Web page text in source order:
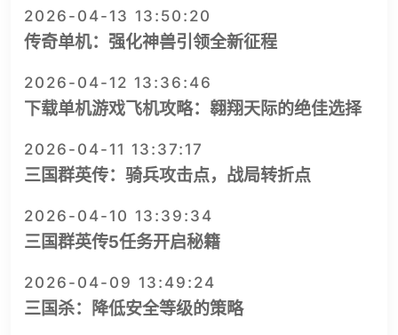
2026-04-13 13:50:20
传奇单机：强化神兽引领全新征程
2026-04-12 13:36:46
下载单机游戏飞机攻略：翱翔天际的绝佳选择
2026-04-11 13:37:17
三国群英传：骑兵攻击点，战局转折点
2026-04-10 13:39:34
三国群英传5任务开启秘籍
2026-04-09 13:49:24
三国杀：降低安全等级的策略